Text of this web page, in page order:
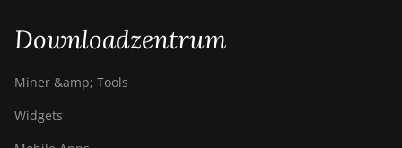
Downloadzentrum
Miner &amp; Tools
Widgets